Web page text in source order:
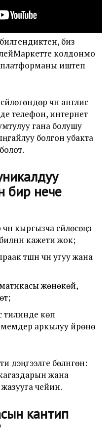
биз
колдонмо
платформаны иштеп
үчүн англис
телефон, интернет
гана болушу
болгон убакта
бир нече
кыргызча сүйлөсөңүз
кажети жок;
түшүнүү үчүн угуу жана
жөнөкөй,
тилинде көп
аркылуу үйрөнө
дэңгээлге бөлүнгөн:
жана
чейин.
кантип